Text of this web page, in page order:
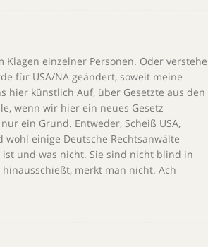
einzelner Personen. Oder verstehe
für USA/NA geändert, soweit meine
hier künstlich Auf, über Gesetzte aus den
wenn wir hier ein neues Gesetz
ein Grund. Entweder, Scheiß USA,
wohl einige Deutsche Rechtsanwälte
und was nicht. Sie sind nicht blind in
merkt man nicht. Ach